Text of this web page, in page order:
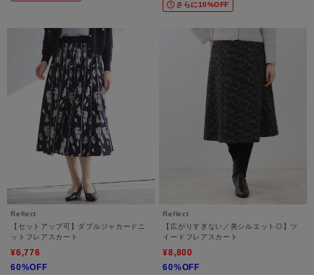
さらに10%OFF
Reflect
【セットアップ可】ダブルジャカードニ
ットフレアスカート
¥6,776
60%OFF
Reflect
【広がりすぎない／美シルエット◎】ツ
イードフレアスカート
¥8,800
60%OFF